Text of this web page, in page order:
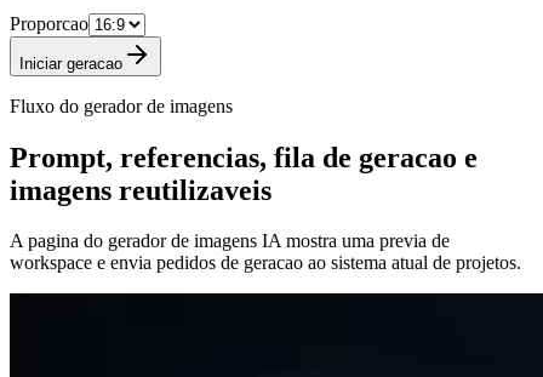
Proporcao
Iniciar geracao
Fluxo do gerador de imagens
Prompt, referencias, fila de geracao e
imagens reutilizaveis
A pagina do gerador de imagens IA mostra uma previa de
workspace e envia pedidos de geracao ao sistema atual de projetos.